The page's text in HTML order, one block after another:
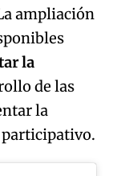
ampliación
la
de las
la
participativo.